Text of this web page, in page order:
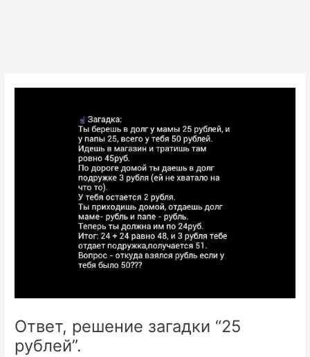
Ответ, решение загадки “25
рублей”.